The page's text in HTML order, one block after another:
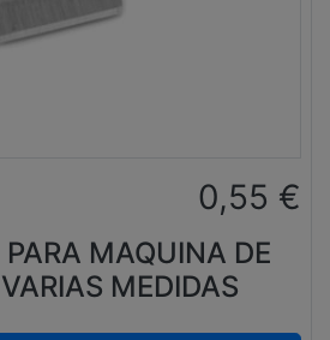
0,55 €
MAQUINA DE
MEDIDAS